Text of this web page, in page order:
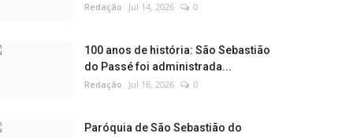
Redação Jul 14, 2026 0
100 anos de história: São Sebastião
do Passé foi administrada...
Redação Jul 16, 2026 0
Paróquia de São Sebastião do